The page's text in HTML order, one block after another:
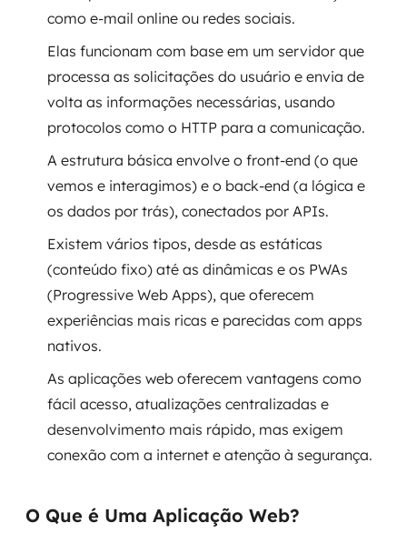
Transformação digital
UX / UI design
Sustentar operações com eficiência
Sustentação de aplicações
SRE / DevOps
Monitoramento 24x7
Suporte a banco de dados
FinOps
Billing Cloud
Gestão de infraestrutura
Escalar com segurança
DevSecOps
como e-mail online ou redes sociais.
Elas funcionam com base em um servidor que
processa as solicitações do usuário e envia de
volta as informações necessárias, usando
protocolos como o HTTP para a comunicação.
A estrutura básica envolve o front-end (o que
vemos e interagimos) e o back-end (a lógica e
os dados por trás), conectados por APIs.
Existem vários tipos, desde as estáticas
(conteúdo fixo) até as dinâmicas e os PWAs
(Progressive Web Apps), que oferecem
experiências mais ricas e parecidas com apps
nativos.
As aplicações web oferecem vantagens como
fácil acesso, atualizações centralizadas e
desenvolvimento mais rápido, mas exigem
conexão com a internet e atenção à segurança.
O Que é Uma Aplicação Web?